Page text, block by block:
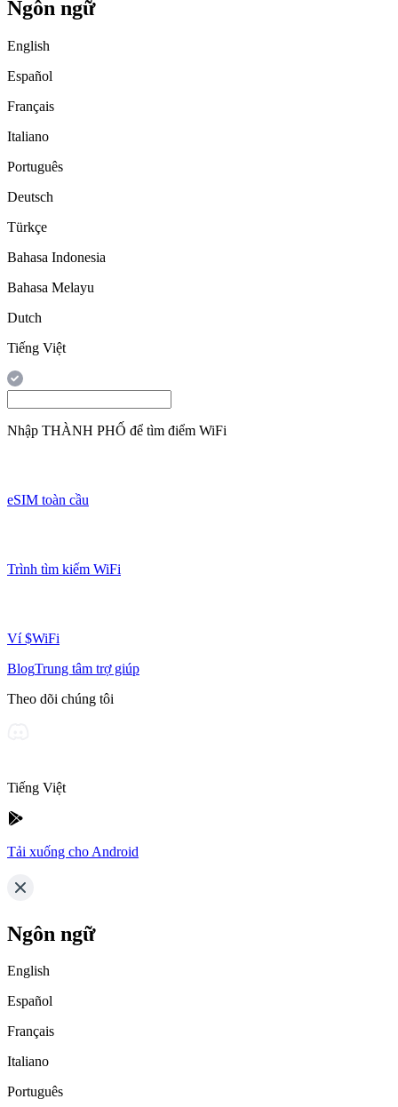
Ngôn ngữ
English
Español
Français
Italiano
Português
Deutsch
Türkçe
Bahasa Indonesia
Bahasa Melayu
Dutch
Tiếng Việt
Nhập THÀNH PHỐ để tìm điểm WiFi
eSIM toàn cầu
Trình tìm kiếm WiFi
Ví $WiFi
BlogTrung tâm trợ giúp
Theo dõi chúng tôi
Tiếng Việt
Tải xuống cho Android
Ngôn ngữ
English
Español
Français
Italiano
Português